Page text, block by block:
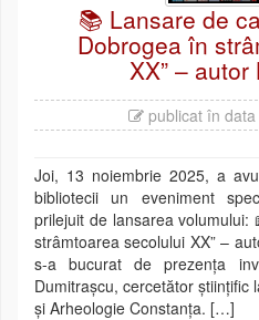
📚 Lansare de
Dobrogea în
XX” –
publicat în data
Joi, 13 noiembrie 2025, a
bibliotecii un eveniment
prilejuit de lansarea volumului:
strâmtoarea secolului XX” –
s-a bucurat de prezența
Dumitrașcu, cercetător științific
și Arheologie Constanța. […]